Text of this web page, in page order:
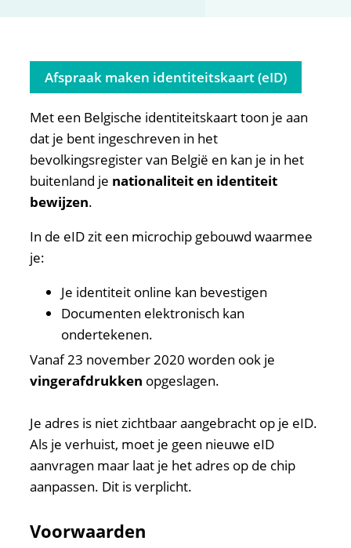
Afspraak maken identiteitskaart (eID)
Inhoud
Met een Belgische identiteitskaart toon je aan
dat je bent ingeschreven in het
bevolkingsregister van België en kan je in het
buitenland je nationaliteit en identiteit
bewijzen.
In de eID zit een microchip gebouwd waarmee
je:
Je identiteit online kan bevestigen
Documenten elektronisch kan
ondertekenen.
Vanaf 23 november 2020 worden ook je
vingerafdrukken opgeslagen.
Je adres is niet zichtbaar aangebracht op je eID.
Als je verhuist, moet je geen nieuwe eID
aanvragen maar laat je het adres op de chip
aanpassen. Dit is verplicht.
Voorwaarden